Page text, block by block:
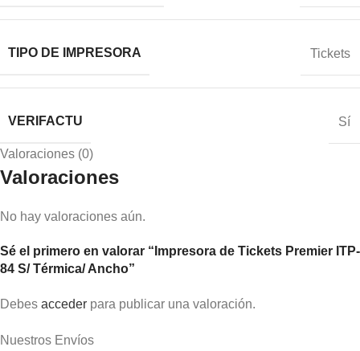
TIPO DE IMPRESORA Tickets
VERIFACTU Sí
Valoraciones (0)
Valoraciones
No hay valoraciones aún.
Sé el primero en valorar “Impresora de Tickets Premier ITP-
84 S/ Térmica/ Ancho”
Debes acceder para publicar una valoración.
Nuestros Envíos